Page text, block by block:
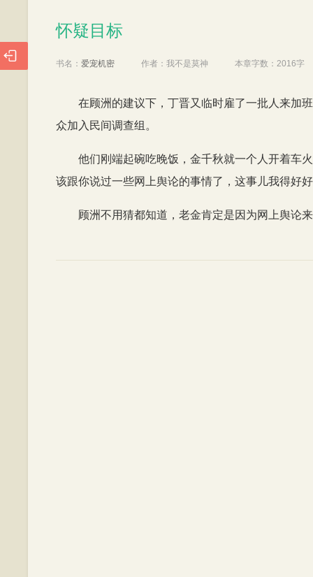
怀疑目标
书名： 爱宠机密 作者： 我不是莫神 本章字数： 2016字
在顾洲的建议下，丁晋又临时雇了一批人来加
众加入民间调查组。
他们刚端起碗吃晚饭，金千秋就一个人开着车
该跟你说过一些网上舆论的事情了，这事儿我得好
顾洲不用猜都知道，老金肯定是因为网上舆论
